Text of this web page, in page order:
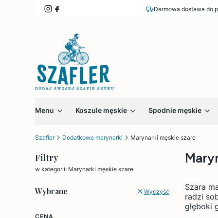
Darmowa dostawa do
Menu Koszule męskie Spodnie męskie
Szafler Dodatkowe marynarki Marynarki męskie szare
Filtry
w kategorii: Marynarki męskie szare
Wybrane Wyczyść
CENA
Szara
radzi
głęboki